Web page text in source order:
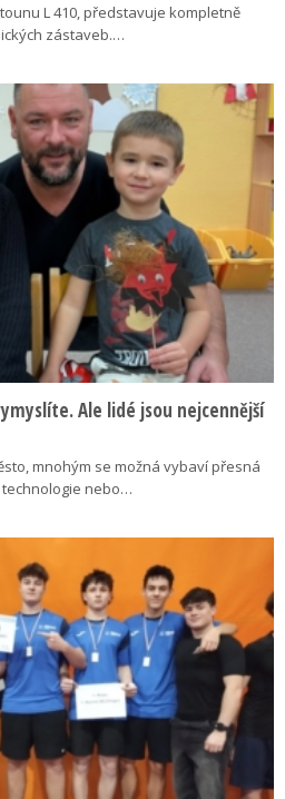
L 410, představuje kompletně
zástaveb.…
Ale lidé jsou nejcennější
mnohým se možná vybaví přesná
nebo…